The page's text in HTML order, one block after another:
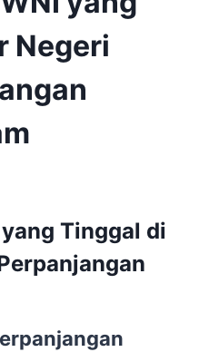
Negeri
Tinggal di